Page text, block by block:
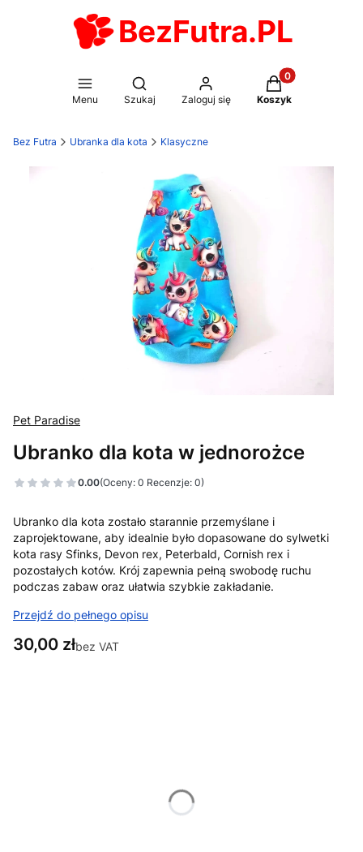
BezFutra.PL
Menu
Otwórz wyszukiwarkę
Szukaj Zaloguj się
Produkty w
Koszyk
Bez Futra Ubranka dla kota Klasyczne
Pet Paradise
Ubranko dla kota w jednorożce
0.00(Oceny: 0 Recenzje: 0)
Ubranko dla kota zostało starannie przemyślane i
zaprojektowane, aby idealnie było dopasowane do sylwetki
kota rasy Sfinks, Devon rex, Peterbald, Cornish rex i
pozostałych kotów. Krój zapewnia pełną swobodę ruchu
podczas zabaw oraz ułatwia szybkie zakładanie.
Przejdź do pełnego opisu
Cena
30,00 złbez VAT